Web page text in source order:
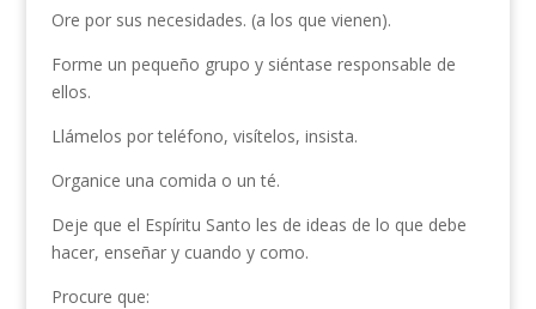
Ore por sus necesidades. (a los que vienen).
Forme un pequeño grupo y siéntase responsable de
ellos.
Llámelos por teléfono, visítelos, insista.
Organice una comida o un té.
Deje que el Espíritu Santo les de ideas de lo que debe
hacer, enseñar y cuando y como.
Procure que: